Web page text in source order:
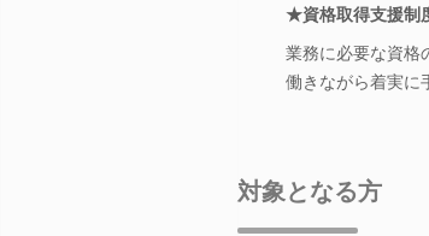
★資格取得支援制
業務に必要な資格
働きながら着実に
対象となる方